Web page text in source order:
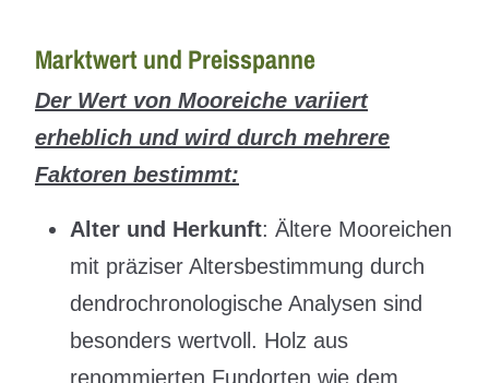
Marktwert und Preisspanne
Der Wert von Mooreiche variiert
erheblich und wird durch mehrere
Faktoren bestimmt:
Alter und Herkunft: Ältere Mooreichen
mit präziser Altersbestimmung durch
dendrochronologische Analysen sind
besonders wertvoll. Holz aus
renommierten Fundorten wie dem